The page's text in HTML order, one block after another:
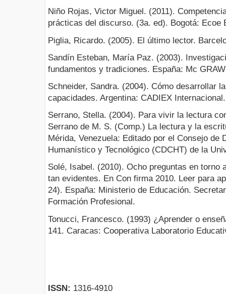
Niño Rojas, Victor Miguel. (2011).
prácticas del discurso. (3a. ed). Bogotá: Ecoe
Piglia, Ricardo. (2005). El último lector.
Sandín Esteban, María Paz. (2003).
fundamentos y tradiciones. España: Mc
Schneider, Sandra. (2004). Cómo desarrollar
capacidades. Argentina: CADIEX
Serrano, Stella. (2004). Para vivir la lectura
Serrano de M. S. (Comp.) La lectura y la
Mérida, Venezuela: Editado por el Consejo de
Humanístico y Tecnológico (CDCHT) de la
Solé, Isabel. (2010). Ocho preguntas en torno
tan evidentes. En Con firma 2010. Leer para
24). España: Ministerio de Educación.
Formación Profesional.
Tonucci, Francesco. (1993) ¿Aprender o
141. Caracas: Cooperativa Laboratorio
ISSN: 1316-4910